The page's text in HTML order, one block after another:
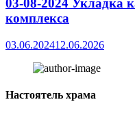
03-08-2024 Укладка
комплекса
03.06.202412.06.2026
Настоятель храма